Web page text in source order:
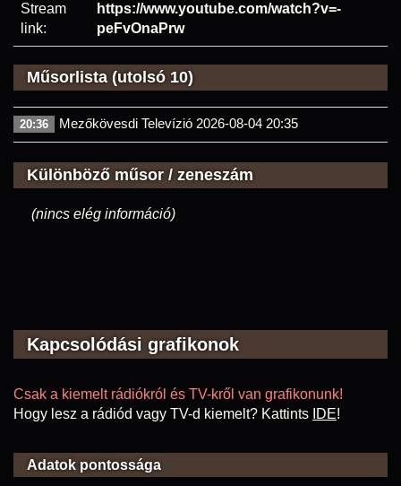
Stream
link:
https://www.youtube.com/watch?v=-
peFvOnaPrw
Műsorlista (utolsó 10)
20:36 Mezőkövesdi Televízió 2026-08-04 20:35
Különböző műsor / zeneszám
(nincs elég információ)
Kapcsolódási grafikonok
Csak a kiemelt rádiókról és TV-kről van grafikonunk!
Hogy lesz a rádiód vagy TV-d kiemelt? Kattints IDE!
Adatok pontossága